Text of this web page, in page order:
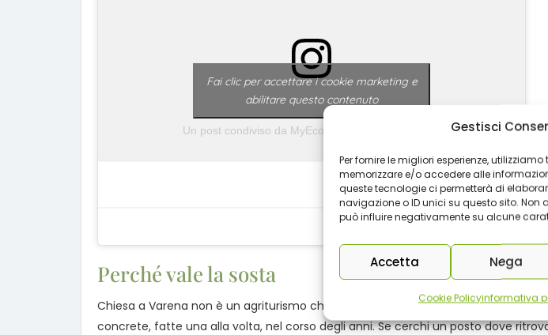
Gestisci
Per fornire le migliori esperienze,
memorizzare e/o accedere alle
queste tecnologie ci permetterà di
navigazione o ID unici su questo sito. Non
può influire negativamente su alcune
Accetta Nega
Cookie Policyinformativa
Un post condiviso da MyEcoHotels (@myecohotels)
Fai clic per accettare i cookie marketing e
abilitare questo contenuto
Perché vale la sosta
Chiesa a Varena non è un agriturismo che si è messo un’etichetta green per
concrete, fatte una alla volta, nel corso degli anni. Se cerchi un posto dove